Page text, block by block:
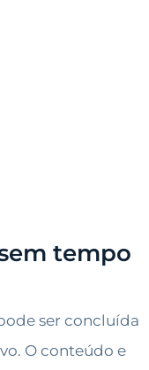
tempo
ser concluída
O conteúdo e